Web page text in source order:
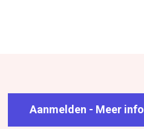
Aanmelden - Meer info